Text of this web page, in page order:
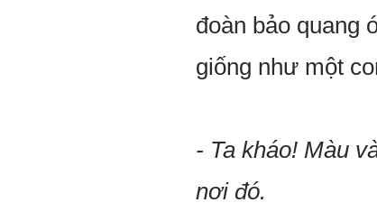
đoàn bảo quang
giống như một
- Ta kháo! Màu
nơi đó.